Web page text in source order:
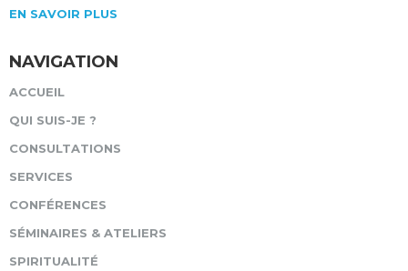
EN SAVOIR PLUS
NAVIGATION
ACCUEIL
QUI SUIS-JE ?
CONSULTATIONS
SERVICES
CONFÉRENCES
SÉMINAIRES & ATELIERS
SPIRITUALITÉ